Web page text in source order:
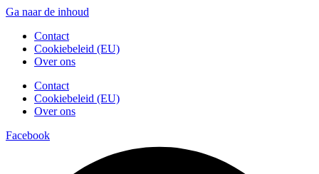
Ga naar de inhoud
Contact
Cookiebeleid (EU)
Over ons
Contact
Cookiebeleid (EU)
Over ons
Facebook